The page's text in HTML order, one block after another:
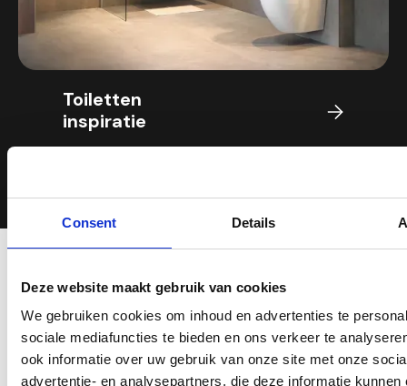
Consent Details
Deze website maakt gebruik van cookies
We gebruiken cookies om inhoud en advertenties te
sociale mediafuncties te bieden en ons verkeer te
ook informatie over uw gebruik van onze site met onze
advertentie- en analysepartners, die deze informatie kunnen
Toiletten
inspiratie
Maak kennis met ons
Bij Betting Ressing gaan we verder dan
alleen de grootste collectie tegels voor de